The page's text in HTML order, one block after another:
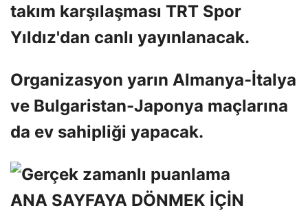
takım karşılaşması TRT Spor
Yıldız'dan canlı yayınlanacak.
Organizasyon yarın Almanya-İtalya
ve Bulgaristan-Japonya maçlarına
da ev sahipliği yapacak.
ANA SAYFAYA DÖNMEK İÇİN